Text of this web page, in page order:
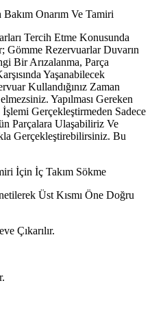
Onarım Ve Tamiri
Tercih Etme Konusunda
Gömme Rezervuarlar Duvarın
Bir Arızalanma, Parça
Yaşanabilecek
Kullandığınız Zaman
Yapılması Gereken
Gerçekleştirmeden Sadece
Parçalara Ulaşabiliriz Ve
Gerçekleştirebilirsiniz. Bu
İçin İç Takım Sökme
Üst Kısmı Öne Doğru
Çıkarılır.